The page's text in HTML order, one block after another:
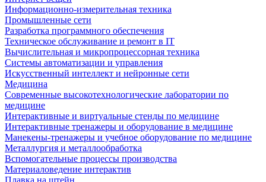
Информационно-измерительная техника
Промышленные сети
Разработка программного обеспечения
Техническое обслуживание и ремонт в IT
Вычислительная и микропроцессорная техника
Системы автоматизации и управления
Искусственный интеллект и нейронные сети
Медицина
Современные высокотехнологические лаборатории по
медицине
Интерактивные и виртуальные стенды по медицине
Интерактивные тренажеры и оборудование в медицине
Манекены-тренажеры и учебное оборудование по медицине
Металлургия и металлообработка
Вспомогательные процессы производства
Материаловедение интерактив
Плавка на штейн